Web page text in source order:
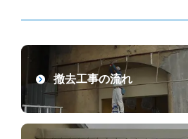
撤去工事の流れ